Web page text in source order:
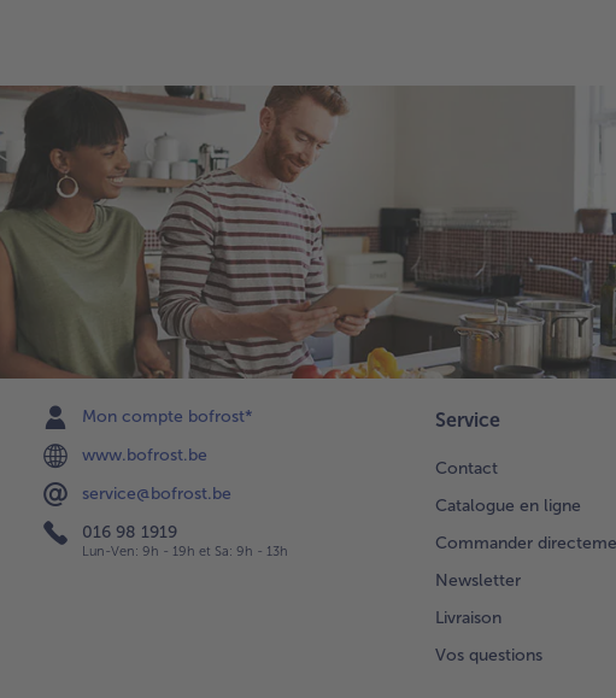
Mon compte bofrost*
www.bofrost.be
service@bofrost.be
016 98 1919
Lun-Ven: 9h - 19h et Sa: 9h - 13h
Service
Contact
Catalogue en ligne
Commander
Newsletter
Livraison
Vos questions